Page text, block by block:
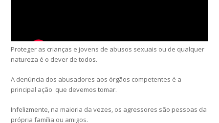
Proteger as crianças e jovens de abusos sexuais ou de qualquer
natureza é o dever de todos.
A denúncia dos abusadores aos órgãos competentes é a
principal ação que devemos tomar.
Infelizmente, na maioria da vezes, os agressores são pessoas da
própria família ou amigos.